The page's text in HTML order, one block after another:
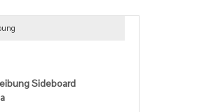
Sideboard